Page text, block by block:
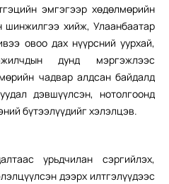
эмгэгээр хөдөлмөрийн
шинжилгээ хийж, Улаанбаатар
овоо дах нүүрсний уурхай,
дунд мэргэжлээс
чадвар алдсан байдалд
дэвшүүлсэн, нотолгоонд
бүтээлүүдийг хэлэлцэв.
урьдчилан сэргийлэх,
дээрх илтгэлүүдээс